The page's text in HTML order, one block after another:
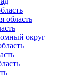
область
округ